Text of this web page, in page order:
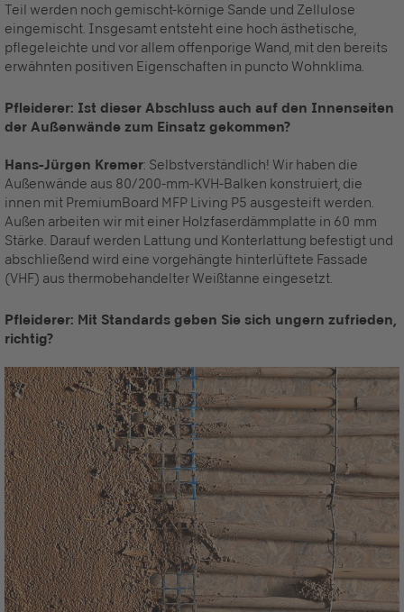
Teil werden noch gemischt-körnige Sande und Zellulose
eingemischt. Insgesamt entsteht eine hoch ästhetische,
pflegeleichte und vor allem offenporige Wand, mit den bereits
erwähnten positiven Eigenschaften in puncto Wohnklima.
Pfleiderer: Ist dieser Abschluss auch auf den Innenseiten
der Außenwände zum Einsatz gekommen?
Hans-Jürgen Kremer: Selbstverständlich! Wir haben die
Außenwände aus 80/200-mm-KVH-Balken konstruiert, die
innen mit PremiumBoard MFP Living P5 ausgesteift werden.
Außen arbeiten wir mit einer Holzfaserdämmplatte in 60 mm
Stärke. Darauf werden Lattung und Konterlattung befestigt und
abschließend wird eine vorgehängte hinterlüftete Fassade
(VHF) aus thermobehandelter Weißtanne eingesetzt.
Pfleiderer: Mit Standards geben Sie sich ungern zufrieden,
richtig?